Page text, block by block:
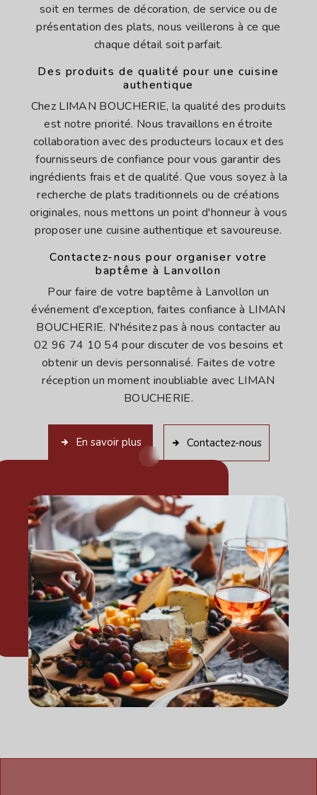
soit en termes de décoration, de service ou de
présentation des plats, nous veillerons à ce que
chaque détail soit parfait.
Des produits de qualité pour une cuisine
authentique
Chez LIMAN BOUCHERIE, la qualité des produits
est notre priorité. Nous travaillons en étroite
collaboration avec des producteurs locaux et des
fournisseurs de confiance pour vous garantir des
ingrédients frais et de qualité. Que vous soyez à la
recherche de plats traditionnels ou de créations
originales, nous mettons un point d'honneur à vous
proposer une cuisine authentique et savoureuse.
Contactez-nous pour organiser votre
baptême à Lanvollon
Pour faire de votre baptême à Lanvollon un
événement d'exception, faites confiance à LIMAN
BOUCHERIE. N'hésitez pas à nous contacter au
02 96 74 10 54 pour discuter de vos besoins et
obtenir un devis personnalisé. Faites de votre
réception un moment inoubliable avec LIMAN
BOUCHERIE.
En savoir plus Contactez-nous